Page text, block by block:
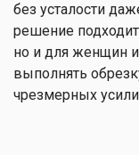
без усталости
решение
но и для женщин
выполнять
чрезмерных